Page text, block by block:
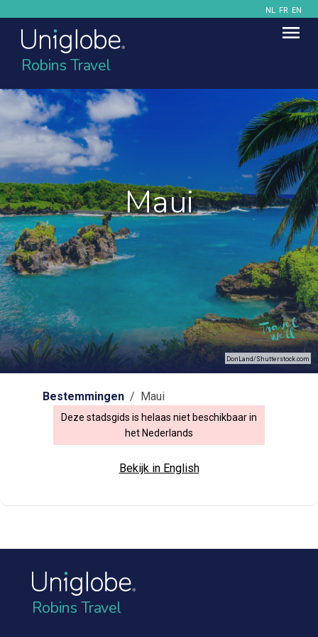
NL FR EN
Robins Travel
Maui
DonLand/Shutterstock.com
Bestemmingen / Maui
Deze stadsgids is helaas niet beschikbaar in
het Nederlands
Bekijk in English
Robins Travel